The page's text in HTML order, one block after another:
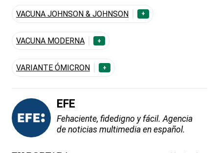
VACUNA JOHNSON & JOHNSON +
VACUNA MODERNA +
VARIANTE ÓMICRON +
EFE
Fehaciente, fidedigno y fácil. Agencia
de noticias multimedia en español.